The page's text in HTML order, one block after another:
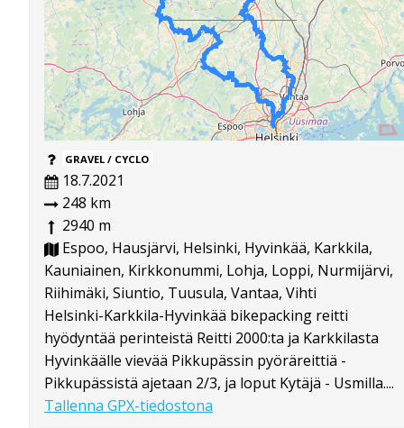
GRAVEL / CYCLO
18.7.2021
248 km
2940 m
Espoo, Hausjärvi, Helsinki, Hyvinkää, Karkkila,
Kauniainen, Kirkkonummi, Lohja, Loppi, Nurmijärvi,
Riihimäki, Siuntio, Tuusula, Vantaa, Vihti
Helsinki-Karkkila-Hyvinkää bikepacking reitti
hyödyntää perinteistä Reitti 2000:ta ja Karkkilasta
Hyvinkäälle vievää Pikkupässin pyöräreittiä -
Pikkupässistä ajetaan 2/3, ja loput Kytäjä - Usmilla....
Tallenna GPX-tiedostona